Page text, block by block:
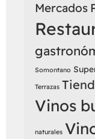
Mercados
Somontano
Terrazas
Vinos
naturales